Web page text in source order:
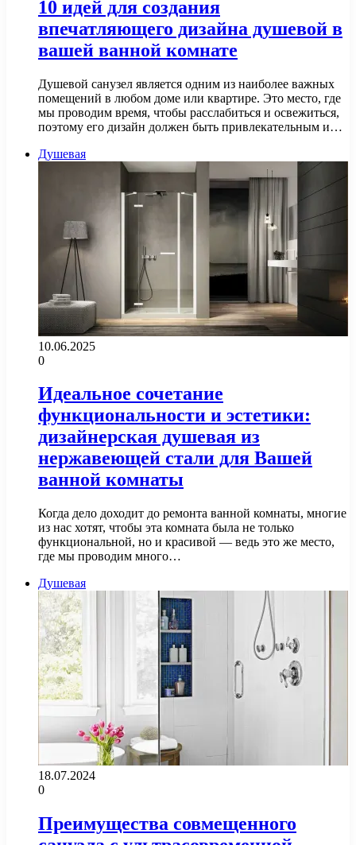
10 идей для создания
впечатляющего дизайна душевой в
вашей ванной комнате
Душевой санузел является одним из наиболее важных
помещений в любом доме или квартире. Это место, где
мы проводим время, чтобы расслабиться и освежиться,
поэтому его дизайн должен быть привлекательным и…
Душевая
10.06.2025
0
Идеальное сочетание
функциональности и эстетики:
дизайнерская душевая из
нержавеющей стали для Вашей
ванной комнаты
Когда дело доходит до ремонта ванной комнаты, многие
из нас хотят, чтобы эта комната была не только
функциональной, но и красивой — ведь это же место,
где мы проводим много…
Душевая
18.07.2024
0
Преимущества совмещенного